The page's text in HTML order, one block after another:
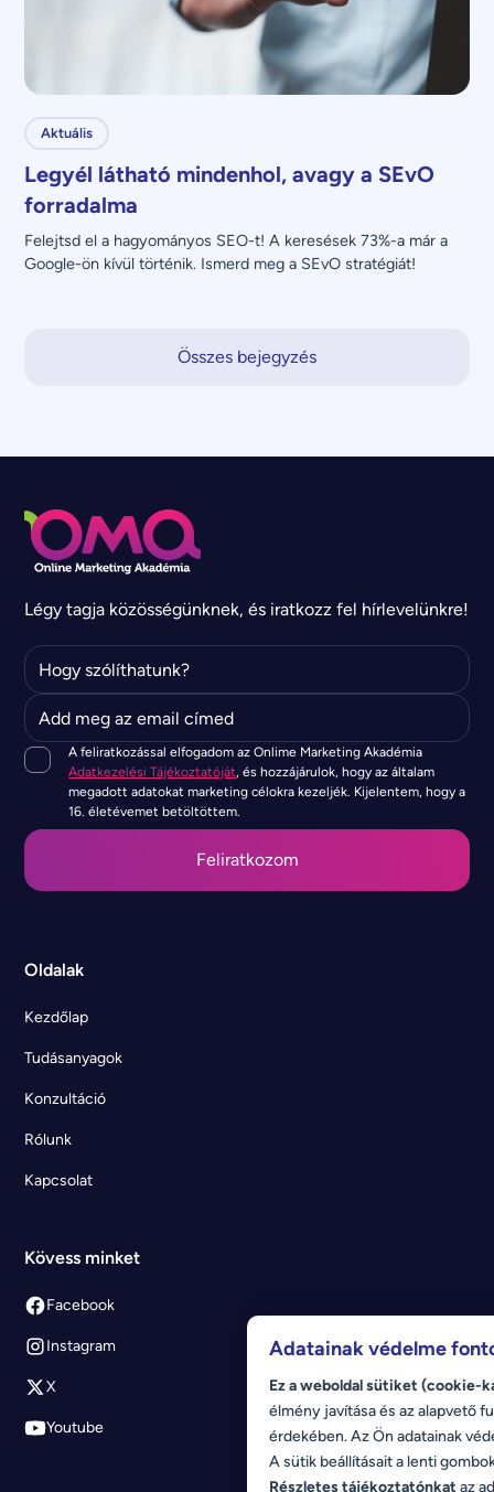
Aktuális
Legyél látható mindenhol, avagy a SEvO
forradalma
Felejtsd el a hagyományos SEO-t! A keresések 73%-a már a
Google-ön kívül történik. Ismerd meg a SEvO stratégiát!
Összes bejegyzés
Légy tagja közösségünknek, és iratkozz fel hírlevelünkre!
A feliratkozással elfogadom az Onlime Marketing Akadémia
Adatkezelési Tájékoztatóját, és hozzájárulok, hogy az általam
megadott adatokat marketing célokra kezeljék. Kijelentem, hogy a
16. életévemet betöltöttem.
Oldalak
Kezdőlap
Tudásanyagok
Konzultáció
Rólunk
Kapcsolat
Kövess minket
Facebook
Instagram
X
Youtube
Adatainak védelme
Ez a weboldal sütiket (cookie-
élmény javítása és az alapvető
érdekében. Az Ön adatainak
A sütik beállításait a lenti
Részletes tájékoztatónkat az